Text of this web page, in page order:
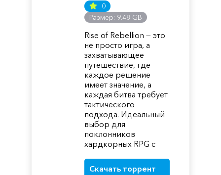
0
Размер: 9.48 GB
Rise of Rebellion — это
не просто игра, а
захватывающее
путешествие, где
каждое решение
имеет значение, а
каждая битва требует
тактического
подхода. Идеальный
выбор для
поклонников
хардкорных RPG с
Скачать торрент